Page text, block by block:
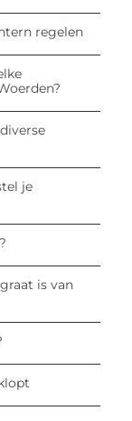
regelen
je
is van